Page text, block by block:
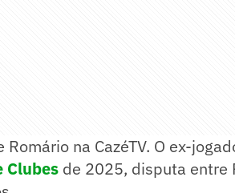
na CazéTV. O ex-
Clubes de 2025, disputa entre